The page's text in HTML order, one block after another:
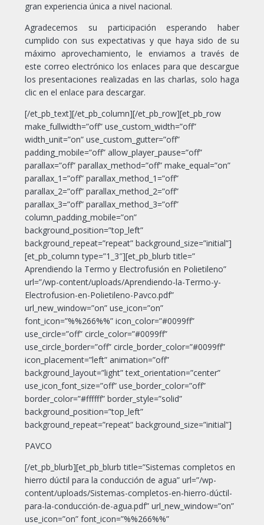
gran experiencia única a nivel nacional.
Agradecemos su participación esperando haber
cumplido con sus expectativas y que haya sido de su
máximo aprovechamiento, le enviamos a través de
este correo electrónico los enlaces para que descargue
los presentaciones realizadas en las charlas, solo haga
clic en el enlace para descargar.
[/et_pb_text][/et_pb_column][/et_pb_row][et_pb_row
make_fullwidth=”off” use_custom_width=”off”
width_unit=”on” use_custom_gutter=”off”
padding_mobile=”off” allow_player_pause=”off”
parallax=”off” parallax_method=”off” make_equal=”on”
parallax_1=”off” parallax_method_1=”off”
parallax_2=”off” parallax_method_2=”off”
parallax_3=”off” parallax_method_3=”off”
column_padding_mobile=”on”
background_position=”top_left”
background_repeat=”repeat” background_size=”initial”]
[et_pb_column type=”1_3″][et_pb_blurb title=”
Aprendiendo la Termo y Electrofusión en Polietileno”
url=”/wp-content/uploads/Aprendiendo-la-Termo-y-
Electrofusion-en-Polietileno-Pavco.pdf”
url_new_window=”on” use_icon=”on”
font_icon=”%%266%%” icon_color=”#0099ff”
use_circle=”off” circle_color=”#0099ff”
use_circle_border=”off” circle_border_color=”#0099ff”
icon_placement=”left” animation=”off”
background_layout=”light” text_orientation=”center”
use_icon_font_size=”off” use_border_color=”off”
border_color=”#ffffff” border_style=”solid”
background_position=”top_left”
background_repeat=”repeat” background_size=”initial”]
PAVCO
[/et_pb_blurb][et_pb_blurb title=”Sistemas completos en
hierro dúctil para la conducción de agua” url=”/wp-
content/uploads/Sistemas-completos-en-hierro-dúctil-
para-la-conducción-de-agua.pdf” url_new_window=”on”
use_icon=”on” font_icon=”%%266%%”